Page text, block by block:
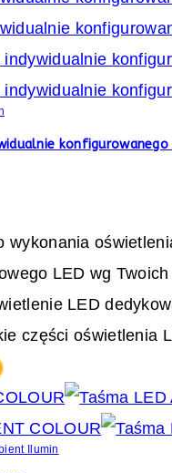
konfigurowanego
wykonania
LED wg
LED
części oświetlenia
Ilumin